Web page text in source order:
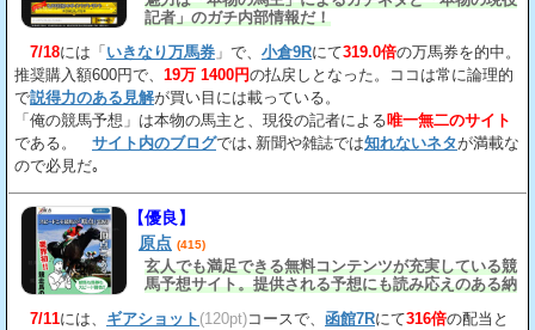
記者」のガチ内部情報だ！
7/18には「 いきなり万馬券 」で、 小倉9Rにて319.0倍の万馬券を的中。
推奨購入額600円で、 19万 1400円の払戻しとなった。ココは常に論理的
で説得力のある見解が買い目には載っている。
「俺の競馬予想」は本物の馬主と、現役の記者による 唯一無二のサイト
である。 サイト内のブログでは､新聞や雑誌では知れないネタが満載な
ので必見だ｡
【優良】
原点 (415)
玄人でも満足できる無料コンテンツが充実している競
馬予想サイト。提供される予想にも読み応えのある納
7/11には、 ギアショット (120pt)コースで、 函館7Rにて316倍の配当と